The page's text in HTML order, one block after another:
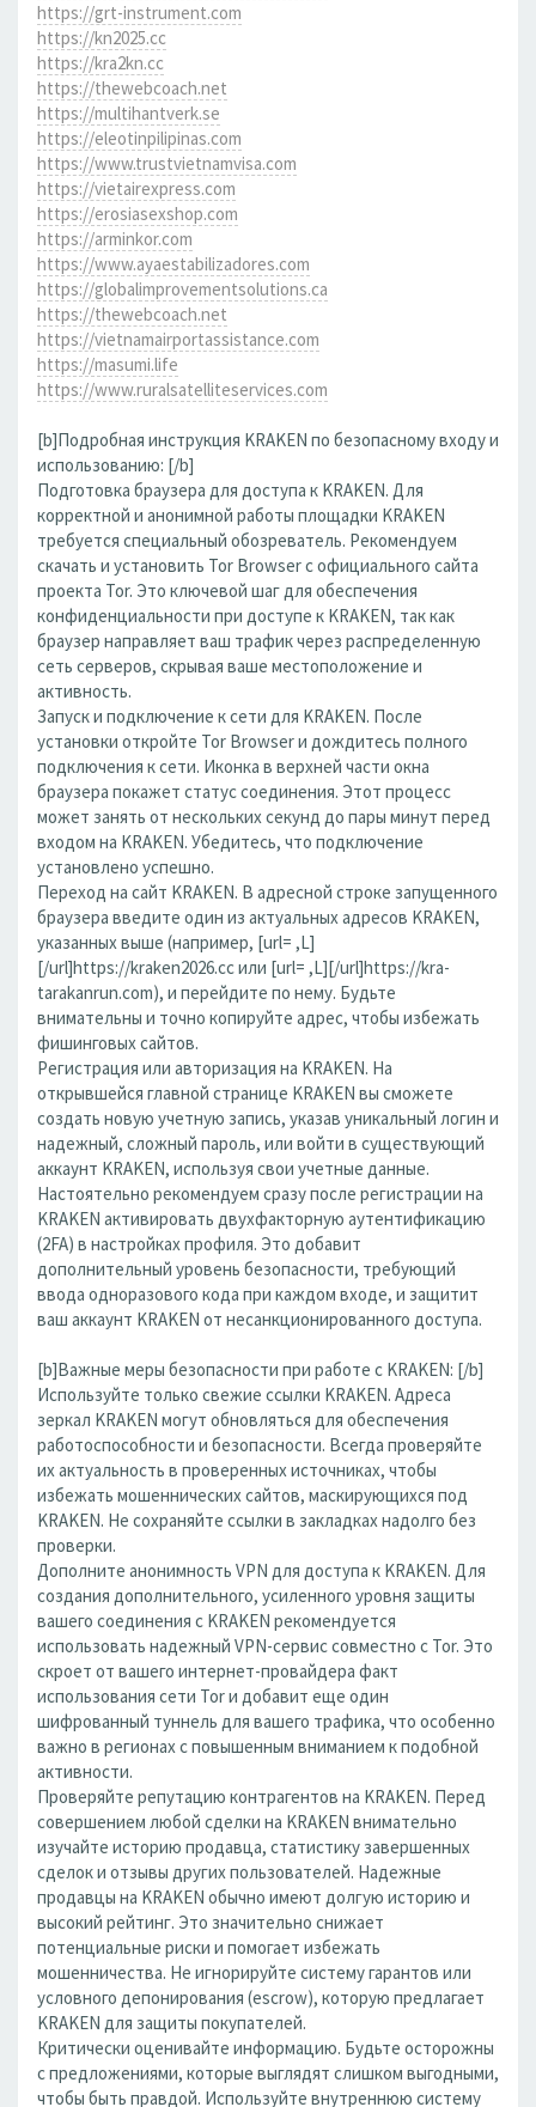
https://grt-instrument.com
https://kn2025.cc
https://kra2kn.cc
https://thewebcoach.net
https://multihantverk.se
https://eleotinpilipinas.com
https://www.trustvietnamvisa.com
https://vietairexpress.com
https://erosiasexshop.com
https://arminkor.com
https://www.ayaestabilizadores.com
https://globalimprovementsolutions.ca
https://thewebcoach.net
https://vietnamairportassistance.com
https://masumi.life
https://www.ruralsatelliteservices.com
[b]Подробная инструкция KRAKEN по безопасному входу и
использованию: [/b]
Подготовка браузера для доступа к KRAKEN. Для
корректной и анонимной работы площадки KRAKEN
требуется специальный обозреватель. Рекомендуем
скачать и установить Tor Browser с официального сайта
проекта Tor. Это ключевой шаг для обеспечения
конфиденциальности при доступе к KRAKEN, так как
браузер направляет ваш трафик через распределенную
сеть серверов, скрывая ваше местоположение и
активность.
Запуск и подключение к сети для KRAKEN. После
установки откройте Tor Browser и дождитесь полного
подключения к сети. Иконка в верхней части окна
браузера покажет статус соединения. Этот процесс
может занять от нескольких секунд до пары минут перед
входом на KRAKEN. Убедитесь, что подключение
установлено успешно.
Переход на сайт KRAKEN. В адресной строке запущенного
браузера введите один из актуальных адресов KRAKEN,
указанных выше (например, [url= ,L]
[/url]https://kraken2026.cc или [url= ,L][/url]https://kra-
tarakanrun.com), и перейдите по нему. Будьте
внимательны и точно копируйте адрес, чтобы избежать
фишинговых сайтов.
Регистрация или авторизация на KRAKEN. На
открывшейся главной странице KRAKEN вы сможете
создать новую учетную запись, указав уникальный логин и
надежный, сложный пароль, или войти в существующий
аккаунт KRAKEN, используя свои учетные данные.
Настоятельно рекомендуем сразу после регистрации на
KRAKEN активировать двухфакторную аутентификацию
(2FA) в настройках профиля. Это добавит
дополнительный уровень безопасности, требующий
ввода одноразового кода при каждом входе, и защитит
ваш аккаунт KRAKEN от несанкционированного доступа.
[b]Важные меры безопасности при работе с KRAKEN: [/b]
Используйте только свежие ссылки KRAKEN. Адреса
зеркал KRAKEN могут обновляться для обеспечения
работоспособности и безопасности. Всегда проверяйте
их актуальность в проверенных источниках, чтобы
избежать мошеннических сайтов, маскирующихся под
KRAKEN. Не сохраняйте ссылки в закладках надолго без
проверки.
Дополните анонимность VPN для доступа к KRAKEN. Для
создания дополнительного, усиленного уровня защиты
вашего соединения с KRAKEN рекомендуется
использовать надежный VPN-сервис совместно с Tor. Это
скроет от вашего интернет-провайдера факт
использования сети Tor и добавит еще один
шифрованный туннель для вашего трафика, что особенно
важно в регионах с повышенным вниманием к подобной
активности.
Проверяйте репутацию контрагентов на KRAKEN. Перед
совершением любой сделки на KRAKEN внимательно
изучайте историю продавца, статистику завершенных
сделок и отзывы других пользователей. Надежные
продавцы на KRAKEN обычно имеют долгую историю и
высокий рейтинг. Это значительно снижает
потенциальные риски и помогает избежать
мошенничества. Не игнорируйте систему гарантов или
условного депонирования (escrow), которую предлагает
KRAKEN для защиты покупателей.
Критически оценивайте информацию. Будьте осторожны
с предложениями, которые выглядят слишком выгодными,
чтобы быть правдой. Используйте внутреннюю систему